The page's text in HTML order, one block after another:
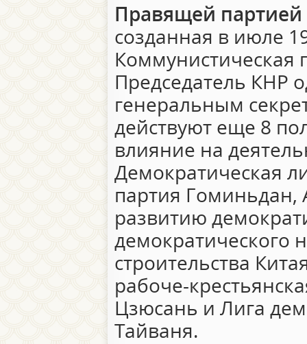
Правящей партией
созданная в июле
Коммунистическая
Председатель КНР
генеральным
действуют еще 8
влияние на
Демократическая
партия Гоминьдан,
развитию
демократического
строительства
рабоче-
Цзюсань и Лига
Тайваня.